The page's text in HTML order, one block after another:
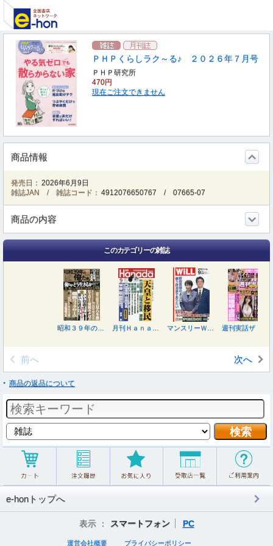
ＰＨＰくらしラク～る♪ ２０２６年７月号
ＰＨＰ研究所
470円
現在ご注文できません
商品情報
発売日： 2026年6月9日
雑誌JAN / 雑誌コード： 4912076650767 /07665-07
商品の内容
このカテゴリーの雑誌
前へ 次へ
商品の返品について
e-honトップへ
表示 ： スマートフォン PC
運営会社概要 プライバシーポリシー